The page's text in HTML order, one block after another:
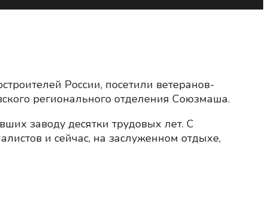
России, посетили ветеранов-
регионального отделения Союзмаша.
заводу десятки трудовых лет. С
и сейчас, на заслуженном отдыхе,